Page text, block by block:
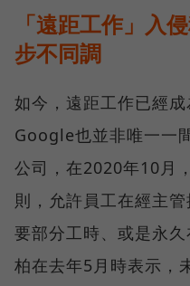
「遠距工作」入
步不同調
如今，遠距工作已經成
Google也並非唯一一
公司，在2020年10月
則，允許員工在經主
要部分工時、或是永
柏在去年5月時表示，